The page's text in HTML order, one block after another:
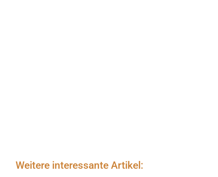
Weitere interessante Artikel: